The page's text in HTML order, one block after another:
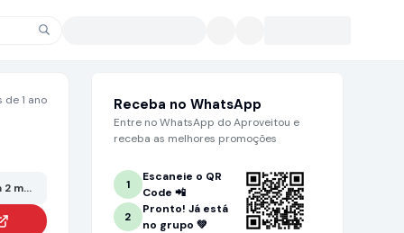
de 1 ano
meses ou mais. Grande chance de não estar mais no valor anunciado!
Receba no WhatsApp
Entre no WhatsApp do Aproveitou e
receba as melhores promoções
1
Escaneie o QR
Code 📲
2
Pronto! Já está
no grupo 💚